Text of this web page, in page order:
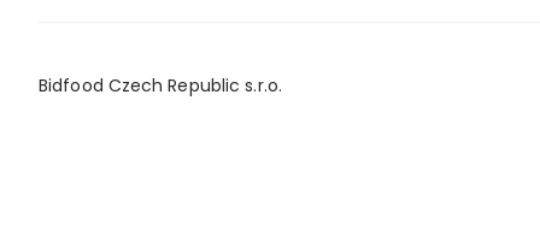
Bidfood Czech Republic s.r.o.